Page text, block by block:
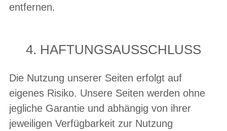
entfernen.
4. HAFTUNGSAUSSCHLUSS
Die Nutzung unserer Seiten erfolgt auf
eigenes Risiko. Unsere Seiten werden ohne
jegliche Garantie und abhängig von ihrer
jeweiligen Verfügbarkeit zur Nutzung